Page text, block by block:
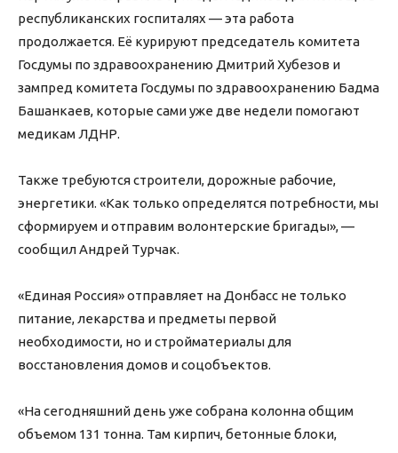
республиканских госпиталях — эта работа
продолжается. Её курируют председатель комитета
Госдумы по здравоохранению Дмитрий Хубезов и
зампред комитета Госдумы по здравоохранению Бадма
Башанкаев, которые сами уже две недели помогают
медикам ЛДНР.
Также требуются строители, дорожные рабочие,
энергетики. «Как только определятся потребности, мы
сформируем и отправим волонтерские бригады», —
сообщил Андрей Турчак.
«Единая Россия» отправляет на Донбасс не только
питание, лекарства и предметы первой
необходимости, но и стройматериалы для
восстановления домов и соцобъектов.
«На сегодняшний день уже собрана колонна общим
объемом 131 тонна. Там кирпич, бетонные блоки,